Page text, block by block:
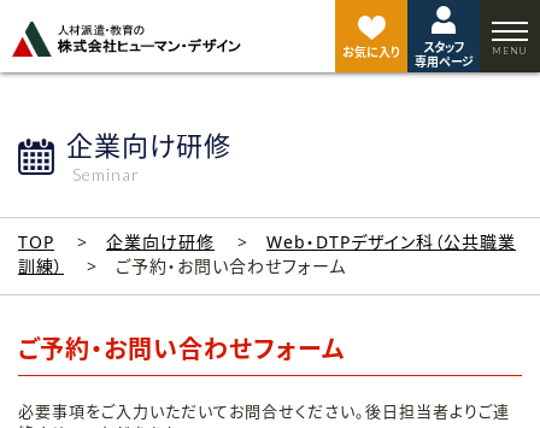
お気に入り
スタッフ
専用ページ
企業向け研修
Seminar
TOP 企業向け研修
Web・DTPデザイン科（公共職業
訓練）
ご予約・お問い合わせフォーム
ご予約・お問い合わせフォーム
必要事項をご入力いただいてお問合せください。後日担当者よりご連
ジ
ト